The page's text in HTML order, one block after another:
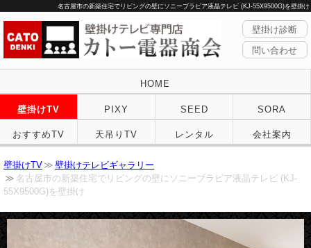
名古屋市の新築住宅でリビングの壁にソニーブラビア液晶テレビ (KJ-55X9500G)を壁掛け
壁掛け診断
問い合わせ
HOME
壁掛けTV PIXY SEED SORA
おすすめTV 天吊りTV レンタル 会社案内
壁掛けTV
壁掛けテレビギャラリー
名古屋市の新築住宅でリビングの壁にソニーブラビア液晶テレビ (KJ-
55X9500G)を壁掛け